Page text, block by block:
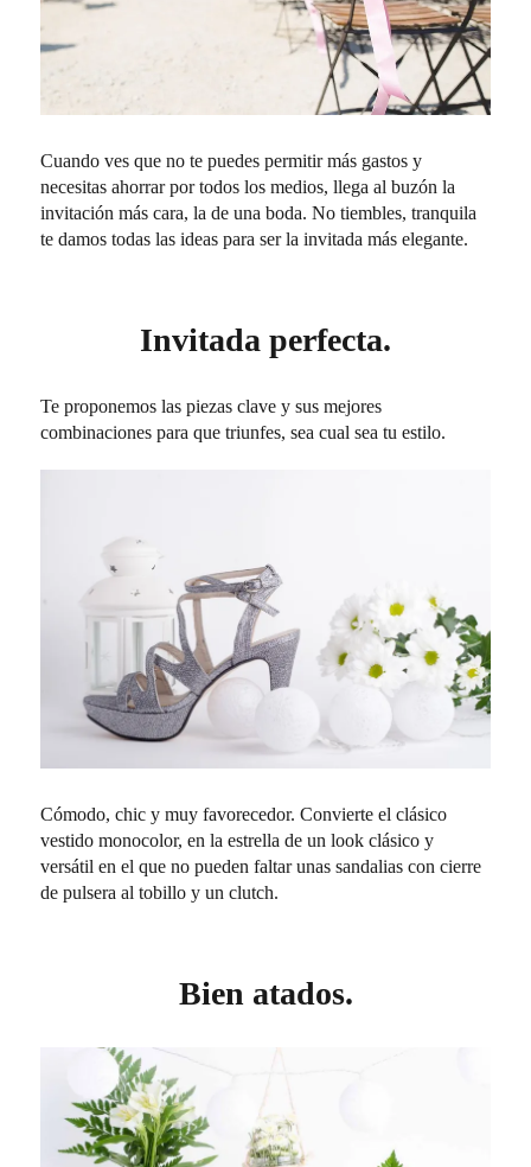
Cuando ves que no te puedes permitir más gastos y
necesitas ahorrar por todos los medios, llega al buzón la
invitación más cara, la de una boda. No tiembles, tranquila
te damos todas las ideas para ser la invitada más elegante.
Invitada perfecta.
Te proponemos las piezas clave y sus mejores
combinaciones para que triunfes, sea cual sea tu estilo.
Cómodo, chic y muy favorecedor. Convierte el clásico
vestido monocolor, en la estrella de un look clásico y
versátil en el que no pueden faltar unas sandalias con cierre
de pulsera al tobillo y un clutch.
Bien atados.